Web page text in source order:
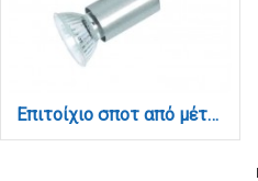
Επιτοίχιο σποτ από μέταλλο σε νίκελ ματ απόχρωση 1XGU10 D:8cm (9075-1Φ-Νίκελ Ματ)